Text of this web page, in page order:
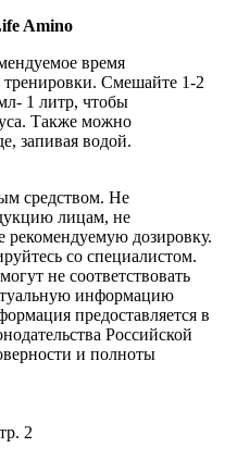
Amino
время
Смешайте 1-2
1 литр, чтобы
Также можно
запивая водой.
средством. Не
лицам, не
дозировку.
со специалистом.
не соответствовать
информацию
предоставляется в
Российской
и полноты
2